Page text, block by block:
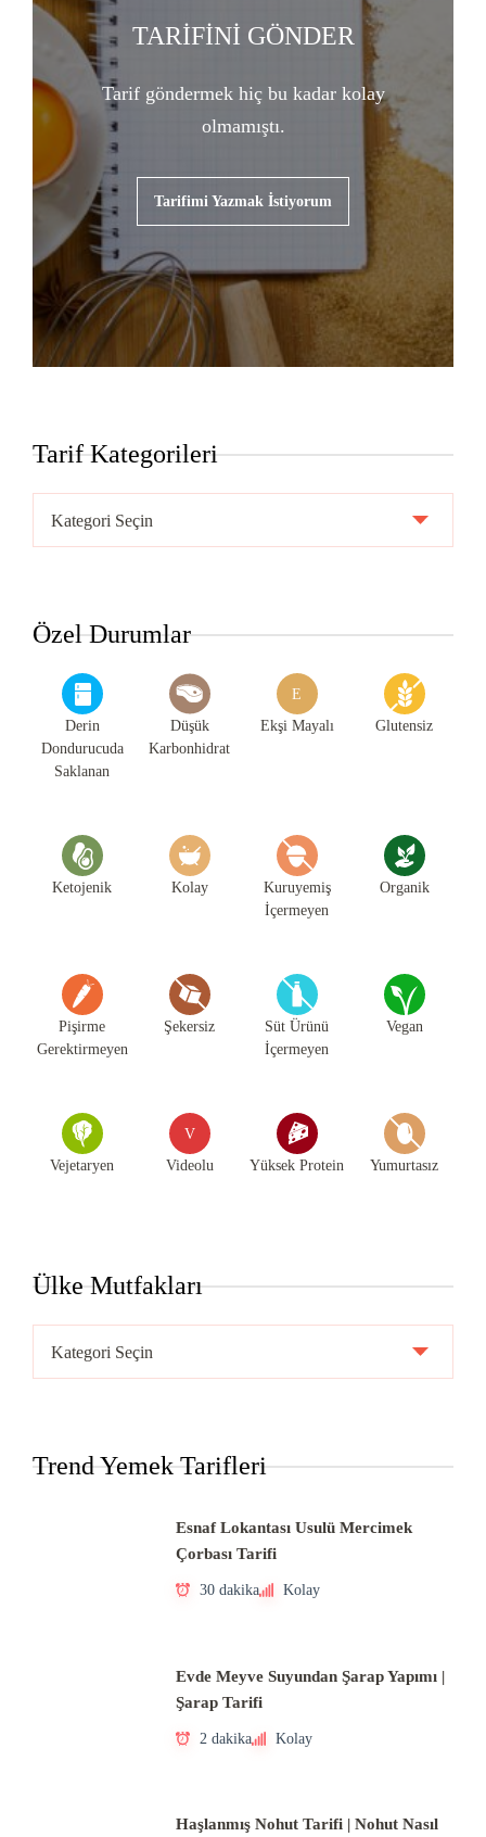
TARİFİNİ GÖNDER
Tarif göndermek hiç bu kadar kolay
olmamıştı.
Tarifimi Yazmak İstiyorum
Tarif Kategorileri
Kategorileri
Özel Durumlar
Derin
Dondurucuda
Saklanan
Düşük
Karbonhidrat
E
Ekşi Mayalı Glutensiz
Ketojenik Kolay
Kuruyemiş
İçermeyen
Organik
Pişirme
Gerektirmeyen
Şekersiz
Süt Ürünü
İçermeyen
Vegan
Vejetaryen
V
Videolu Yüksek Protein Yumurtasız
Ülke Mutfakları
Mutfakları
Trend Yemek Tarifleri
Esnaf Lokantası Usulü Mercimek
Çorbası Tarifi
30 dakika Kolay
Evde Meyve Suyundan Şarap Yapımı |
Şarap Tarifi
2 dakika Kolay
Haşlanmış Nohut Tarifi | Nohut Nasıl